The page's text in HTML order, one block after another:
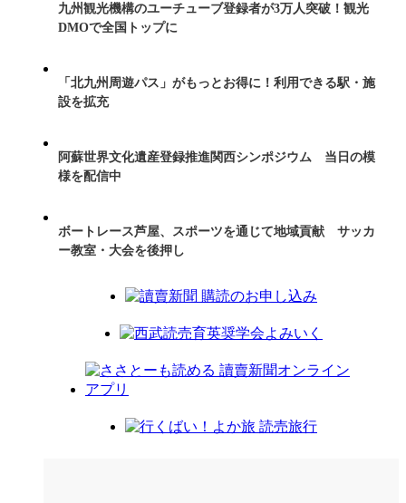
九州観光機構のユーチューブ登録者が3万人突破！観光
DMOで全国トップに
「北九州周遊パス」がもっとお得に！利用できる駅・施
設を拡充
阿蘇世界文化遺産登録推進関西シンポジウム 当日の模
様を配信中
ボートレース芦屋、スポーツを通じて地域貢献 サッカ
ー教室・大会を後押し